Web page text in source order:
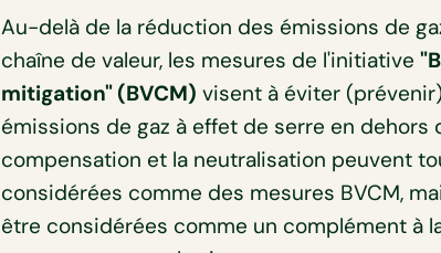
Au-delà de la réduction des émissions de
chaîne de valeur, les mesures de l'initiative
mitigation" (BVCM) visent à éviter
émissions de gaz à effet de serre en dehors
compensation et la neutralisation peuvent
considérées comme des mesures BVCM,
être considérées comme un complément à